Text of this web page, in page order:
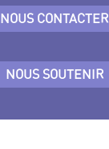
NOUS CONTACTER
NOUS SOUTENIR